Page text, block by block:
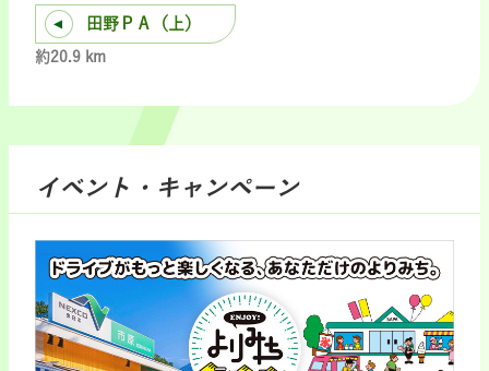
田野ＰＡ（上）
約20.9 km
イベント・キャンペーン